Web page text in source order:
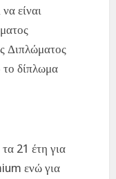
είναι
Διπλώματος
δίπλωμα
21 έτη για
ενώ για